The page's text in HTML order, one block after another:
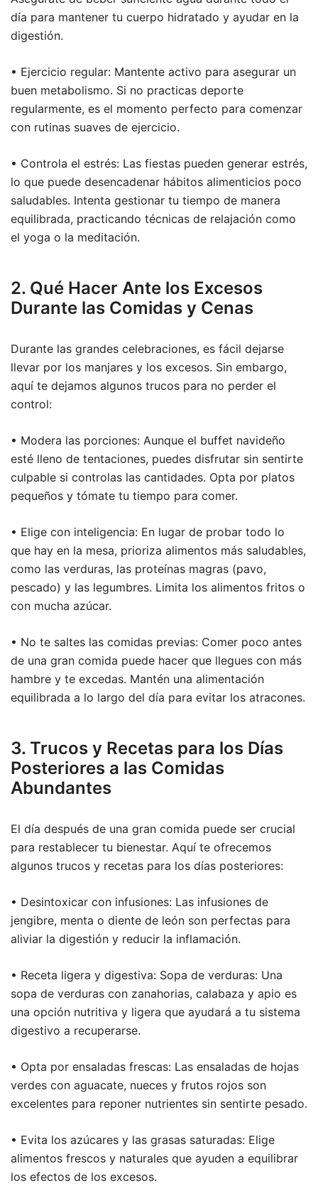
día para mantener tu cuerpo hidratado y ayudar en la
digestión.
• Ejercicio regular: Mantente activo para asegurar un
buen metabolismo. Si no practicas deporte
regularmente, es el momento perfecto para comenzar
con rutinas suaves de ejercicio.
• Controla el estrés: Las fiestas pueden generar estrés,
lo que puede desencadenar hábitos alimenticios poco
saludables. Intenta gestionar tu tiempo de manera
equilibrada, practicando técnicas de relajación como
el yoga o la meditación.
2. Qué Hacer Ante los Excesos
Durante las Comidas y Cenas
Durante las grandes celebraciones, es fácil dejarse
llevar por los manjares y los excesos. Sin embargo,
aquí te dejamos algunos trucos para no perder el
control:
• Modera las porciones: Aunque el buffet navideño
esté lleno de tentaciones, puedes disfrutar sin sentirte
culpable si controlas las cantidades. Opta por platos
pequeños y tómate tu tiempo para comer.
• Elige con inteligencia: En lugar de probar todo lo
que hay en la mesa, prioriza alimentos más saludables,
como las verduras, las proteínas magras (pavo,
pescado) y las legumbres. Limita los alimentos fritos o
con mucha azúcar.
• No te saltes las comidas previas: Comer poco antes
de una gran comida puede hacer que llegues con más
hambre y te excedas. Mantén una alimentación
equilibrada a lo largo del día para evitar los atracones.
3. Trucos y Recetas para los Días
Posteriores a las Comidas
Abundantes
El día después de una gran comida puede ser crucial
para restablecer tu bienestar. Aquí te ofrecemos
algunos trucos y recetas para los días posteriores:
• Desintoxicar con infusiones: Las infusiones de
jengibre, menta o diente de león son perfectas para
aliviar la digestión y reducir la inflamación.
• Receta ligera y digestiva: Sopa de verduras: Una
sopa de verduras con zanahorias, calabaza y apio es
una opción nutritiva y ligera que ayudará a tu sistema
digestivo a recuperarse.
• Opta por ensaladas frescas: Las ensaladas de hojas
verdes con aguacate, nueces y frutos rojos son
excelentes para reponer nutrientes sin sentirte pesado.
• Evita los azúcares y las grasas saturadas: Elige
alimentos frescos y naturales que ayuden a equilibrar
los efectos de los excesos.